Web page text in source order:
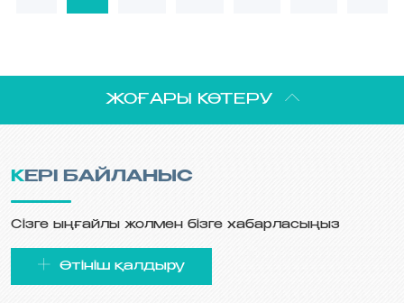
ЖОҒАРЫ КӨТЕРУ
КЕРІ БАЙЛАНЫС
Сізге ыңғайлы жолмен бізге хабарласыңыз
Өтініш қалдыру